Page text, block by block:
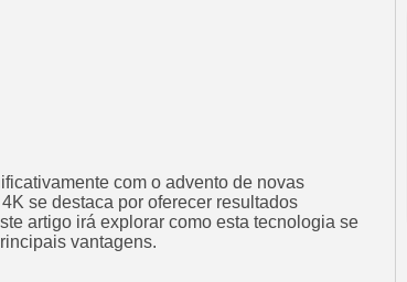
com o advento de novas
se destaca por oferecer resultados
artigo irá explorar como esta tecnologia se
vantagens.